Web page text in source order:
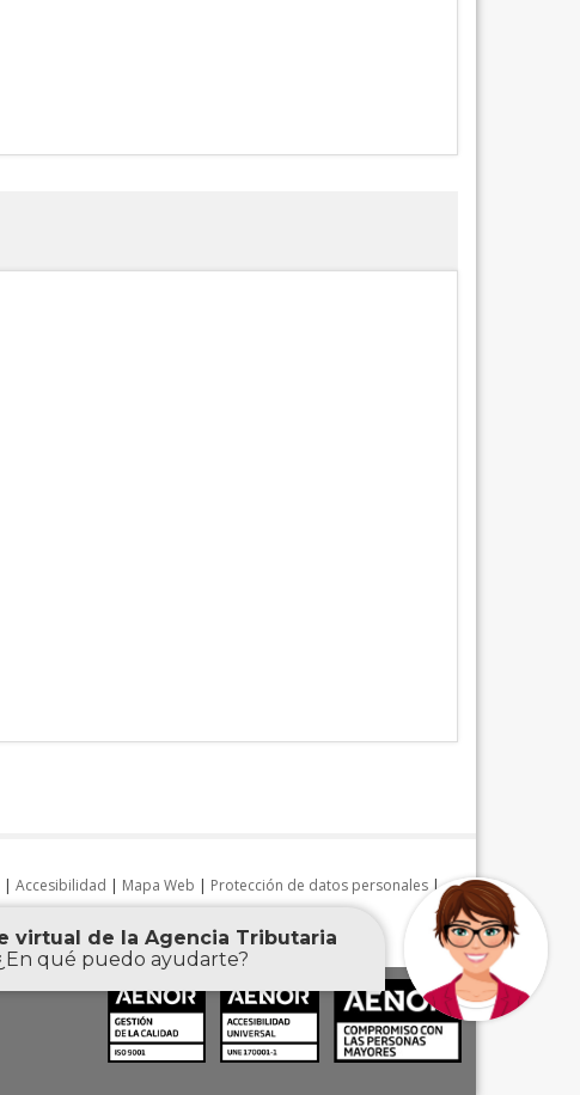
| Accesibilidad | Mapa Web | Protección de datos personales |